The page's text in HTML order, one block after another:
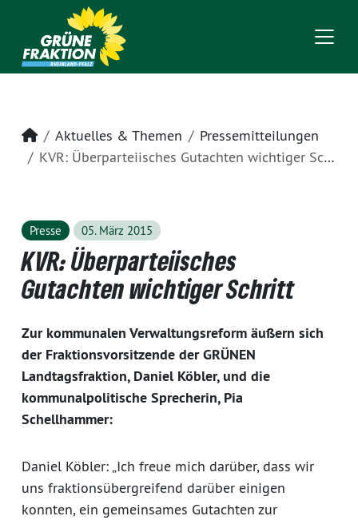
Startseite
Aktuelles & Themen
Pressemitteilungen
KVR: Überparteiisches Gutachten wichtiger Schritt
Presse 05. März 2015
KVR: Überparteiisches
Gutachten wichtiger Schritt
Zur kommunalen Verwaltungsreform äußern sich
der Fraktionsvorsitzende der GRÜNEN
Landtagsfraktion, Daniel Köbler, und die
kommunalpolitische Sprecherin, Pia
Schellhammer:
Daniel Köbler: „Ich freue mich darüber, dass wir
uns fraktionsübergreifend darüber einigen
konnten, ein gemeinsames Gutachten zur